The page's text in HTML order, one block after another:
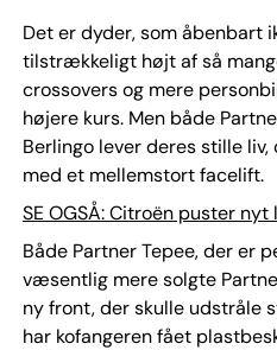
Det er dyder, som
tilstrækkeligt højt af så
crossovers og mere
højere kurs. Men både
Berlingo lever deres stille
med et mellemstort facelift.
SE OGSÅ: Citroën puster
Både Partner Tepee, der er
væsentlig mere solgte
ny front, der skulle udstråle
har kofangeren fået